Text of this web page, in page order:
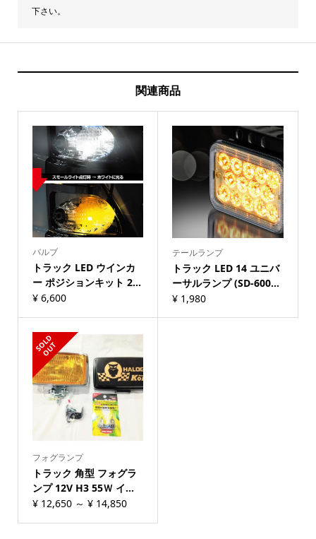
ワ
ト
レ
ッ
ド
ア
イ
ス
ル
ロ
ー
ア
ン
ー
/
ア
ン
下さい。
関連商品
バルブ
トラック LED ウインカ
ー ポジションキット 2...
¥6,600
テールランプ
トラック LED 14 ユニバ
ーサルランプ (SD-600...
¥ 1,980
S
O
L
D
O
U
T
フォグランプ
トラック 角型 フォグラ
ンプ 12V H3 55Ｗ イ...
¥12,650～ ¥14,850